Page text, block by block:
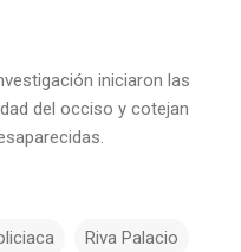
iniciaron las
del occiso y cotejan
Riva Palacio